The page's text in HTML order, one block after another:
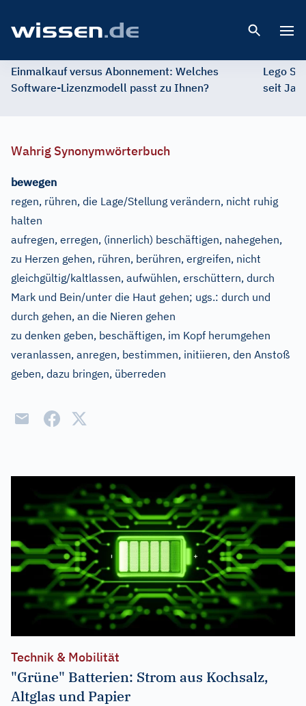
Einmalkauf versus Abonnement: Welches
Software-Lizenzmodell passt zu Ihnen?
Lego
seit
Wahrig Synonymwörterbuch
bewegen
regen, rühren, die Lage/Stellung verändern, nicht ruhig
halten
aufregen, erregen, (innerlich) beschäftigen, nahegehen,
zu Herzen gehen, rühren, berühren, ergreifen, nicht
gleichgültig/kaltlassen, aufwühlen, erschüttern, durch
Mark und Bein/unter die Haut gehen; ugs.: durch und
durch gehen, an die Nieren gehen
zu denken geben, beschäftigen, im Kopf herumgehen
veranlassen, anregen, bestimmen, initiieren, den Anstoß
geben, dazu bringen, überreden
Technik & Mobilität
"Grüne" Batterien: Strom aus Kochsalz,
Altglas und Papier